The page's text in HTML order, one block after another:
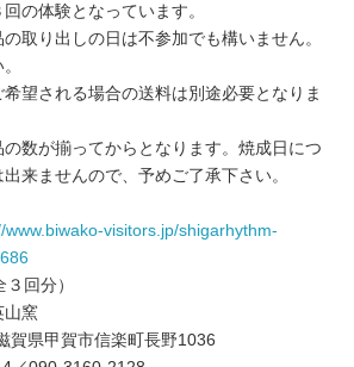
の体験となっています。
取り出しの日は不参加でも構いません。
望される場合の送料は別途必要となりま
数が揃ってからとなります。焼成日につ
来ませんので、予めご了承下さい。
www.biwako-visitors.jp/shigarhythm-
回分）
山窯
甲賀市信楽町長野1036